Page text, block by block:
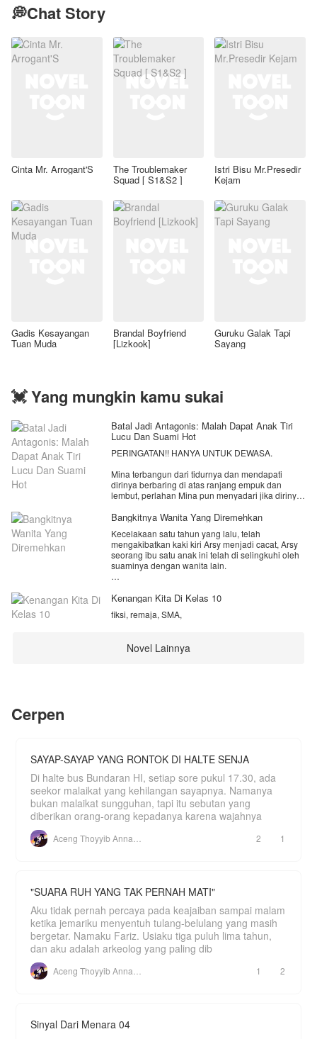
💭Chat Story
Cinta Mr. Arrogant'S The Troublemaker
Squad [ S1&S2 ]
Istri Bisu Mr.Presedir
Kejam
Gadis Kesayangan
Tuan Muda
Brandal Boyfriend
[Lizkook]
Guruku Galak Tapi
Sayang
💓 Yang mungkin kamu sukai
Batal Jadi Antagonis: Malah Dapat Anak Tiri
Lucu Dan Suami Hot
PERINGATAN!! HANYA UNTUK DEWASA.
Mina terbangun dari tidurnya dan mendapati
dirinya berbaring di atas ranjang empuk dan
lembut, perlahan Mina pun menyadari jika dirinya
tubuh seorang wanita yang menjadi ibu tiri jahat.
Mina yang memiliki hati selembut Hello Kitty mana
berani melakukan kekerasan pada anak kecil,
apalagi pada anak lucu yang menjadi anak tirinya,
Mina pun mengambil keputusan jika dirinya akan
menjadi ibu tiri yang baik untuk mengambil hati
yang terpikat. Bahkan suami dari pemilik tubuh ini
malah terpikat padanya, Mina yang maniak pria
tampan jadi bingung dengan posisinya saat ini.
Apa yang harus Mina lakukan? Tanpa sadar
suaminya telah terpikat pada Mina, padahal tujuan
Bangkitnya Wanita Yang Diremehkan
Kecelakaan satu tahun yang lalu, telah
mengakibatkan kaki kiri Arsy menjadi cacat, Arsy
seorang ibu satu anak ini telah di selingkuhi oleh
suaminya dengan wanita lain.
mengkhianatiku?"tanyanya sampai menangis
"aku sudah bosan dan muak hidup dengan wanita
bercerai saja!" Jawabnya tanpa memperdulikan
Dan putra dari Tuan Handoko, yakni Galaksi
Pramudya rupanya diam-diam menaruh hati
kepada Arsy, meskipun di awal pertemuan
mereka, Gala begitu membencinya.
Mampukah Arsy merubah takdir hidupnya dan
menerima Galaksi sebagai pendampingnya?
Kenangan Kita Di Kelas 10
fiksi, remaja, SMA,
Novel Lainnya
Cerpen
SAYAP-SAYAP YANG RONTOK DI HALTE SENJA
Di halte bus Bundaran HI, setiap sore pukul 17.30, ada
seekor malaikat yang kehilangan sayapnya. Namanya
bukan malaikat sungguhan, tapi itu sebutan yang
diberikan orang-orang kepadanya karena wajahnya
2 1
"SUARA RUH YANG TAK PERNAH MATI"
Aku tidak pernah percaya pada keajaiban sampai malam
ketika jemariku menyentuh tulang-belulang yang masih
bergetar. Namaku Fariz. Usiaku tiga puluh lima tahun,
dan aku adalah arkeolog yang paling dib
1 2
Sinyal Dari Menara 04